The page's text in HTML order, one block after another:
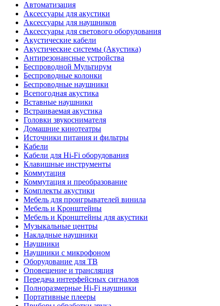
Автоматизация
Аксессуары для акустики
Аксессуары для наушников
Аксессуары для светового оборудования
Акустические кабели
Акустические системы (Акустика)
Антирезонансные устройства
Беспроводной Мультирум
Беспроводные колонки
Беспроводные наушники
Всепогодная акустика
Вставные наушники
Встраиваемая акустика
Головки звукоснимателя
Домашние кинотеатры
Источники питания и фильтры
Кабели
Кабели для Hi-Fi оборудования
Клавишные инструменты
Коммутация
Коммутация и преобразование
Комплекты акустики
Мебель для проигрывателей винила
Мебель и Кронштейны
Мебель и Кронштейны для акустики
Музыкальные центры
Накладные наушники
Наушники
Наушники с микрофоном
Оборудование для ТВ
Оповещение и трансляция
Передача интерфейсных сигналов
Полноразмерные Hi-Fi наушники
Портативные плееры